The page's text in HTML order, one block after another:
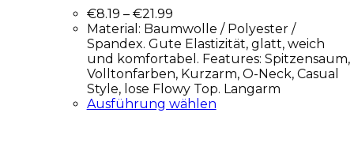
€8.19 – €21.99
Material: Baumwolle / Polyester /
Spandex. Gute Elastizität, glatt, weich
und komfortabel. Features: Spitzensaum,
Volltonfarben, Kurzarm, O-Neck, Casual
Style, lose Flowy Top. Langarm
Ausführung wählen